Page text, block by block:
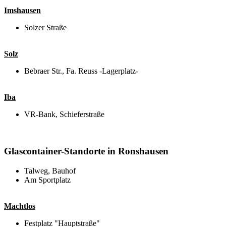
Imshausen
Solzer Straße
Solz
Bebraer Str., Fa. Reuss -Lagerplatz-
Iba
VR-Bank, Schieferstraße
Glascontainer-Standorte in Ronshausen
Talweg, Bauhof
Am Sportplatz
Machtlos
Festplatz "Hauptstraße"